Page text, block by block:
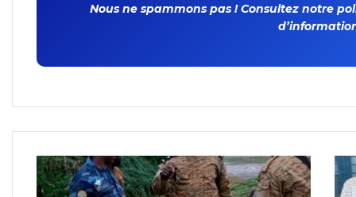
Nous ne spammons pas ! Consultez notre